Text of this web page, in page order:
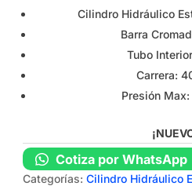
Cilindro Hidráulico
Barra
Tubo
Carrera:
Presión
Cotiza por WhatsApp
Categorías:Cilindro Hidráulico